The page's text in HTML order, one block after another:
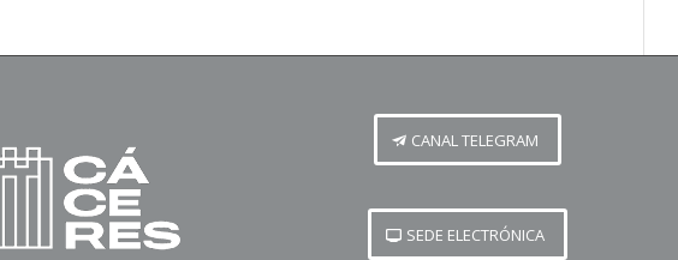
CANAL TELEGRAM
SEDE ELECTRÓNICA